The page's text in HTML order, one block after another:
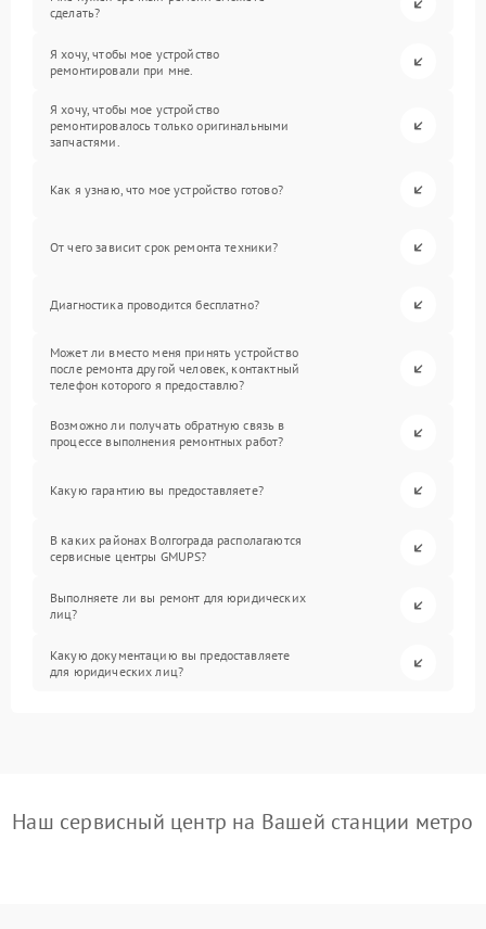
сделать?
Я хочу, чтобы мое устройство
ремонтировали при мне.
Я хочу, чтобы мое устройство
ремонтировалось только оригинальными
запчастями.
Как я узнаю, что мое устройство готово?
От чего зависит срок ремонта техники?
Диагностика проводится бесплатно?
Может ли вместо меня принять устройство
после ремонта другой человек, контактный
телефон которого я предоставлю?
Возможно ли получать обратную связь в
процессе выполнения ремонтных работ?
Какую гарантию вы предоставляете?
В каких районах Волгограда располагаются
сервисные центры GMUPS?
Выполняете ли вы ремонт для юридических
лиц?
Какую документацию вы предоставляете
для юридических лиц?
Наш сервисный центр на Вашей станции метро